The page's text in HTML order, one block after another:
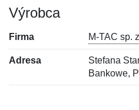
Výrobca
Firma M-TAC sp.
Adresa
Stefana
Bankowe,